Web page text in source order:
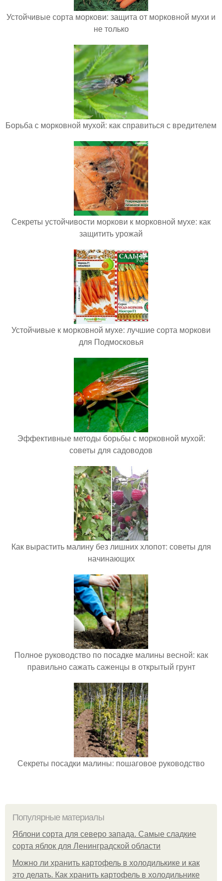
Устойчивые сорта моркови: защита от морковной мухи и
не только
Борьба с морковной мухой: как справиться с вредителем
Секреты устойчивости моркови к морковной мухе: как
защитить урожай
Устойчивые к морковной мухе: лучшие сорта моркови
для Подмосковья
Эффективные методы борьбы с морковной мухой:
советы для садоводов
Как вырастить малину без лишних хлопот: советы для
начинающих
Полное руководство по посадке малины весной: как
правильно сажать саженцы в открытый грунт
Секреты посадки малины: пошаговое руководство
Популярные материалы
Яблони сорта для северо запада. Самые сладкие
сорта яблок для Ленинградской области
Можно ли хранить картофель в холодилькике и как
это делать. Как хранить картофель в холодильнике